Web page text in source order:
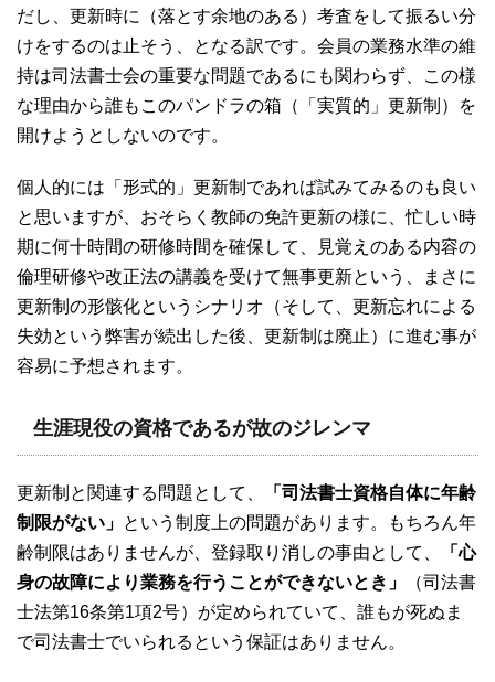
だし、更新時に（落とす余地のある）考査をして振るい分
けをするのは止そう、となる訳です。会員の業務水準の維
持は司法書士会の重要な問題であるにも関わらず、この様
な理由から誰もこのパンドラの箱（「実質的」更新制）を
開けようとしないのです。
個人的には「形式的」更新制であれば試みてみるのも良い
と思いますが、おそらく教師の免許更新の様に、忙しい時
期に何十時間の研修時間を確保して、見覚えのある内容の
倫理研修や改正法の講義を受けて無事更新という、まさに
更新制の形骸化というシナリオ（そして、更新忘れによる
失効という弊害が続出した後、更新制は廃止）に進む事が
容易に予想されます。
生涯現役の資格であるが故のジレンマ
更新制と関連する問題として、
「司法書士資格自体に年齢
制限がない」 という制度上の問題があります。もちろん年
齢制限はありませんが、登録取り消しの事由として、
「心
身の故障により業務を行うことができないとき」
（司法書
士法第16条第1項2号）が定められていて、誰もが死ぬま
で司法書士でいられるという保証はありません。